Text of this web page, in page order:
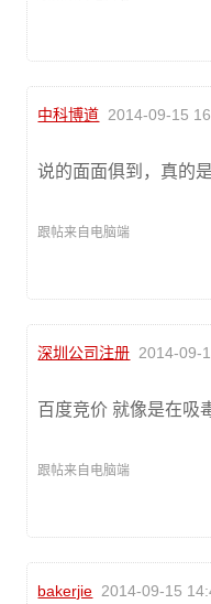
中科博道 2014-09-15
说的面面俱到，真的
跟帖来自电脑端
深圳公司注册 2014-09-
百度竞价 就像是在吸
跟帖来自电脑端
bakerjie 2014-09-15